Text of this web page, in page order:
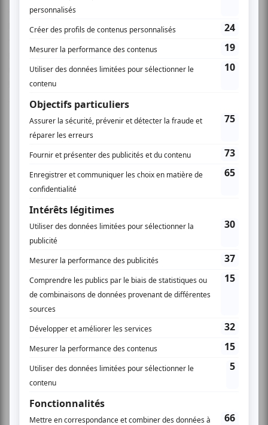
souvent des jeunes, qui vivent avec des séquelles
permanentes de leur accident. Parce que c’est une façon
personnes handicapées. Parce qu’on sait que pour les
membres de l’APQ, leurs familles et leurs amis, ce Show-
bénéfice est un moment très important où tous peuvent
se réunir et célébrer la vie!